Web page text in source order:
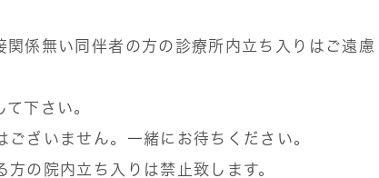
関係無い同伴者の方の診療所内立ち入りはご遠慮
下さい。
ざいません。一緒にお待ちください。
の院内立ち入りは禁止致します。